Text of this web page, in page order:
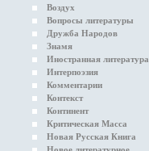
Воздух
Вопросы литературы
Дружба Народов
Знамя
Иностранная литература
Интерпоэзия
Комментарии
Контекст
Континент
Критическая Масса
Новая Русская Книга